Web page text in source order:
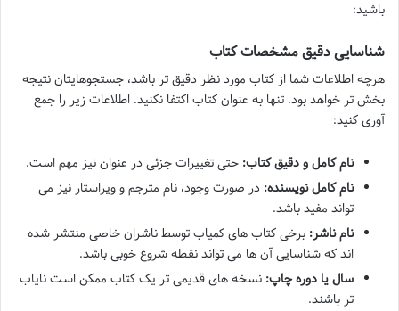
باشید:
شناسایی دقیق مشخصات کتاب
هرچه اطلاعات شما از کتاب مورد نظر دقیق تر باشد، جستجوهایتان نتیجه
بخش تر خواهد بود. تنها به عنوان کتاب اکتفا نکنید. اطلاعات زیر را جمع
آوری کنید:
نام کامل و دقیق کتاب: حتی تغییرات جزئی در عنوان نیز مهم است.
نام کامل نویسنده: در صورت وجود، نام مترجم و ویراستار نیز می
تواند مفید باشد.
نام ناشر: برخی کتاب های کمیاب توسط ناشران خاصی منتشر شده
اند که شناسایی آن ها می تواند نقطه شروع خوبی باشد.
سال یا دوره چاپ: نسخه های قدیمی تر یک کتاب ممکن است نایاب
تر باشند.